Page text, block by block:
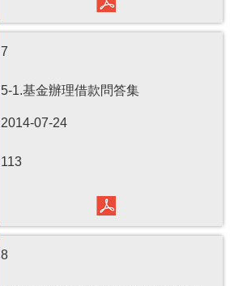
7
5-1.基金辦理借款問答集
2014-07-24
113
8